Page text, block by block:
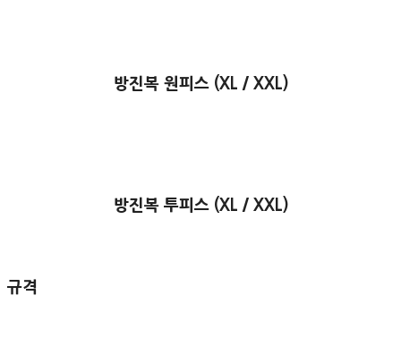
방진복 원피스 (XL / XXL)
방진복 투피스 (XL / XXL)
규격